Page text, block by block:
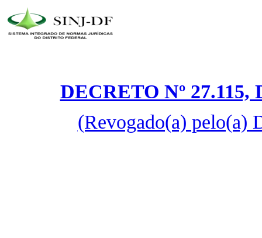
DECRETO Nº 27.115,
(Revogado(a) pelo(a)